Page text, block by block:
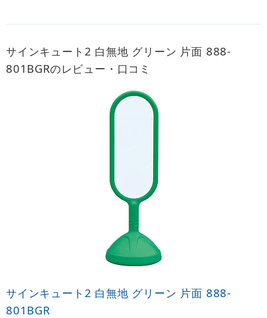
サインキュート2 白無地 グリーン 片面 888-
801BGRのレビュー・口コミ
サインキュート2 白無地 グリーン 片面 888-
801BGR